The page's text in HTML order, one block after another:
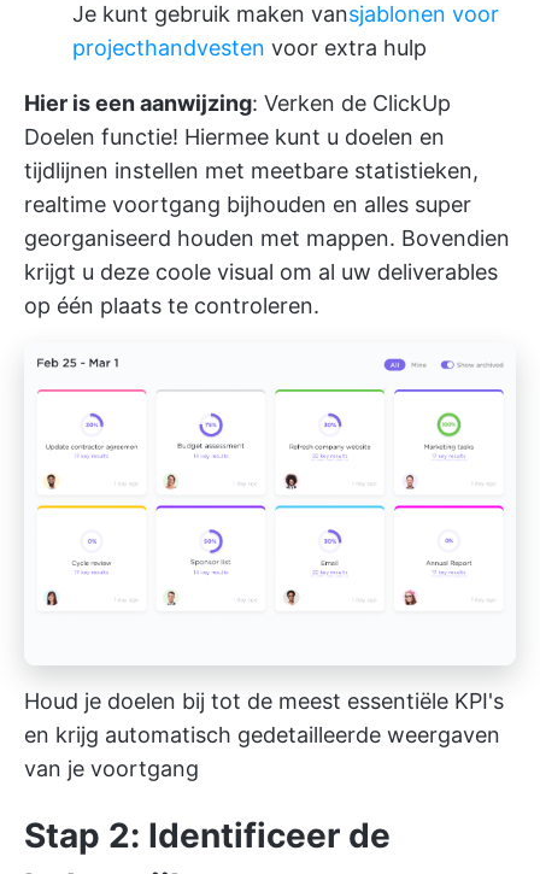
Je kunt gebruik maken vansjablonen voor
projecthandvesten voor extra hulp
Hier is een aanwijzing: Verken de ClickUp
Doelen functie! Hiermee kunt u doelen en
tijdlijnen instellen met meetbare statistieken,
realtime voortgang bijhouden en alles super
georganiseerd houden met mappen. Bovendien
krijgt u deze coole visual om al uw deliverables
op één plaats te controleren.
Houd je doelen bij tot de meest essentiële KPI's
en krijg automatisch gedetailleerde weergaven
van je voortgang
Stap 2: Identificeer de